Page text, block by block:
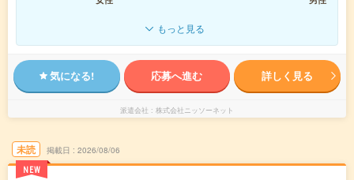
もっと見る
気になる! 応募へ進む 詳しく見る
派遣会社 株式会社ニッソーネット
未読
NEW
掲載日 2026/08/06